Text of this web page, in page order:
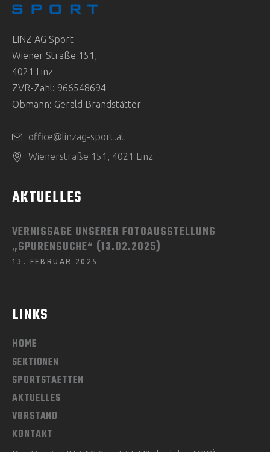
LINZ AG Sport
Wiener Straße 151,
4021 Linz
ZVR-Zahl: 966548694
Obmann: Gerald Brandstätter
office@linzag-sport.at
Wienerstraße 151, 4021 Linz
AKTUELLES
VERNISSAGE UNSERER FOTOAUSSTELLUNG
„SPURENSUCHE“ (13.02.2025)
13. FEBRUAR 2025
LINKS
HOME
SEKTIONEN
SPORTSTAETTEN
AKTUELLES
VORSTAND
KONTAKT